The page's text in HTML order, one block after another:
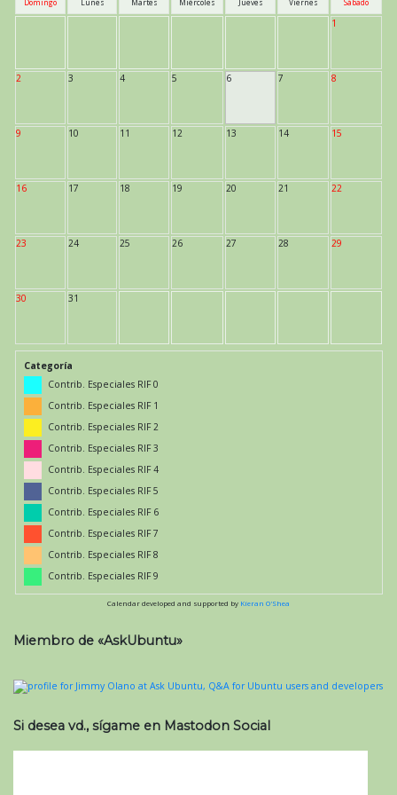
Domingo Lunes Martes Miércoles Jueves Viernes Sábado
1
2 3 4 5 6 7 8
9 10 11 12 13 14 15
16 17 18 19 20 21 22
23 24 25 26 27 28 29
30 31
Categoría
Contrib. Especiales RIF 0
Contrib. Especiales RIF 1
Contrib. Especiales RIF 2
Contrib. Especiales RIF 3
Contrib. Especiales RIF 4
Contrib. Especiales RIF 5
Contrib. Especiales RIF 6
Contrib. Especiales RIF 7
Contrib. Especiales RIF 8
Contrib. Especiales RIF 9
Calendar developed and supported by Kieran O'Shea
Miembro de «AskUbuntu»
Si desea vd., sígame en Mastodon Social